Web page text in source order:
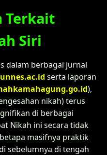
Terkait
Siri
dalam berbagai jurnal
serta laporan
),
nikah) terus
di berbagai
Nikah ini secara tidak
masifnya praktik
sebelumnya di tengah